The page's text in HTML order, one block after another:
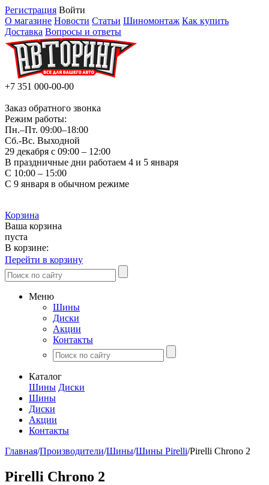
Регистрация Войти
О магазине Новости Статьи Шиномонтаж Как купить
Доставка Вопросы и ответы
+7 351 000-00-00
Заказ обратного звонка
Режим работы:
Пн.–Пт. 09:00–18:00
Сб.-Вс. Выходной
29 декабря с 09:00 – 12:00
В праздничные дни работаем 4 и 5 января
С 10:00 – 15:00
С 9 января в обычном режиме
Корзина
Ваша корзина
пуста
В корзине:
Перейти в корзину
Меню
Шины
Диски
Акции
Контакты
Каталог
Шины Диски
Шины
Диски
Акции
Контакты
Главная/Производители/Шины/Шины Pirelli/Pirelli Chrono 2
Pirelli Chrono 2